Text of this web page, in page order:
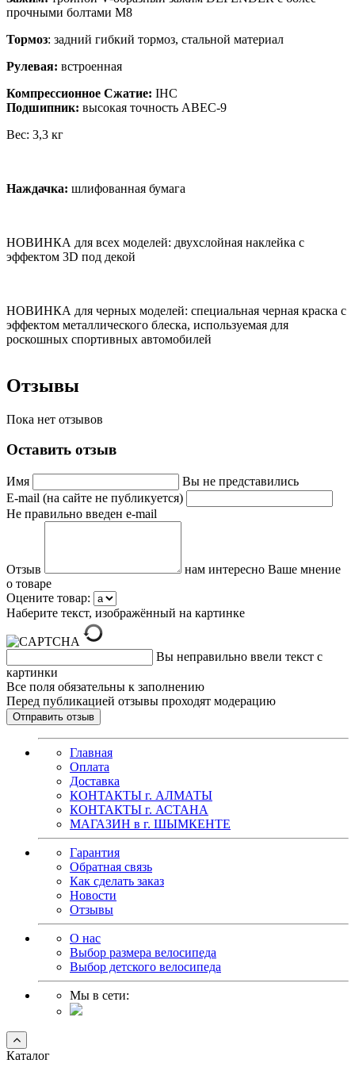
прочными болтами M8
Тормоз: задний гибкий тормоз, стальной материал
Рулевая: встроенная
Компрессионное Сжатие: IHC
Подшипник: высокая точность ABEC-9
Вес: 3,3 кг
Наждачка: шлифованная бумага
НОВИНКА для всех моделей: двухслойная наклейка с
эффектом 3D под декой
НОВИНКА для черных моделей: специальная черная краска с
эффектом металлического блеска, используемая для
роскошных спортивных автомобилей
Отзывы
Пока нет отзывов
Оставить отзыв
Имя
Вы не представились
E-mail (на сайте не публикуется)
Не правильно введен e-mail
Отзыв
нам интересно Ваше мнение
о товаре
Оцените товар:
Наберите текст, изображённый на картинке
Вы неправильно ввели текст с
картинки
Все поля обязательны к заполнению
Перед публикацией отзывы проходят модерацию
Главная
Оплата
Доставка
КОНТАКТЫ г. АЛМАТЫ
КОНТАКТЫ г. АСТАНА
МАГАЗИН в г. ШЫМКЕНТЕ
Гарантия
Обратная связь
Как сделать заказ
Новости
Отзывы
О нас
Выбор размера велосипеда
Выбор детского велосипеда
Мы в сети:
Каталог